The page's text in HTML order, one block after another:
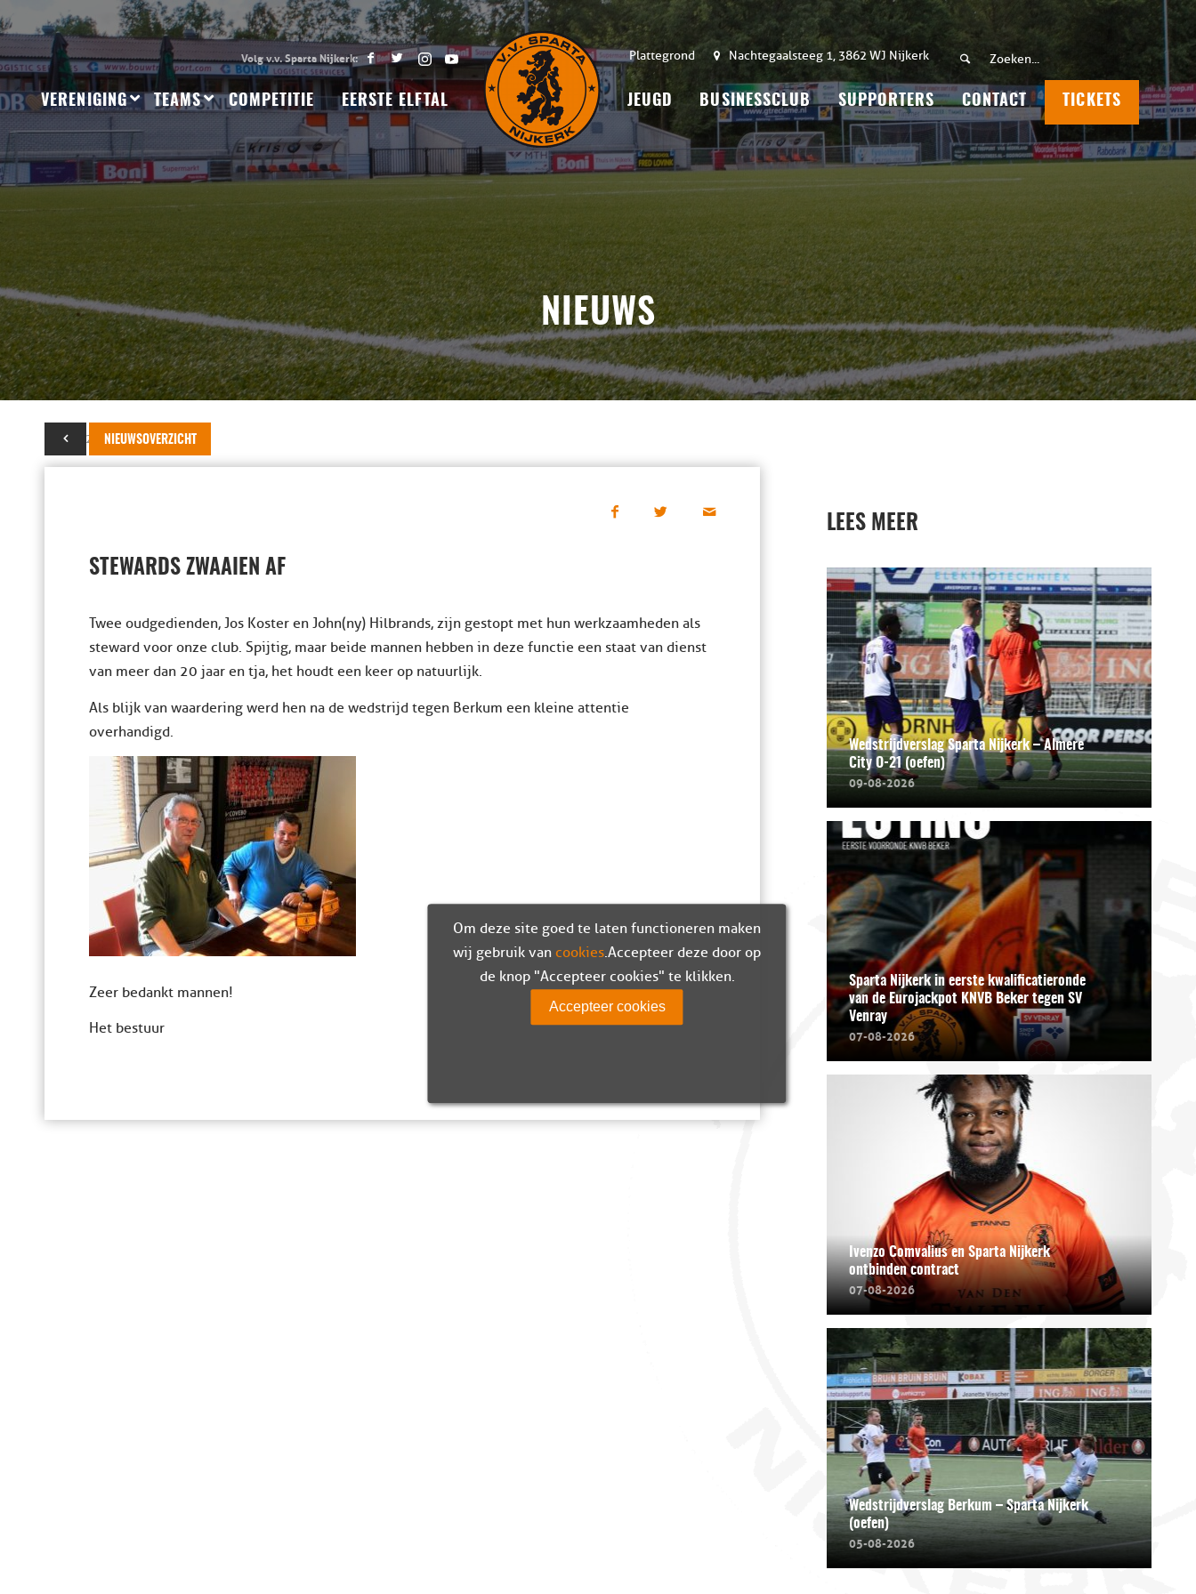
Plattegrond Nachtegaalsteeg 1, 3862 WJ Nijkerk
VERENIGING TEAMS COMPETITIE EERSTE ELFTAL JEUGD BUSINESSCLUB SUPPORTERS CONTACT TICKETS
NIEUWS
NIEUWSOVERZICHT
19 mei 2019
STEWARDS ZWAAIEN AF
Twee oudgedienden, Jos Koster en John(ny) Hilbrands, zijn gestopt met hun werkzaamheden als
steward voor onze club. Spijtig, maar beide mannen hebben in deze functie een staat van dienst
van meer dan 20 jaar en tja, het houdt een keer op natuurlijk.
Als blijk van waardering werd hen na de wedstrijd tegen Berkum een kleine attentie
overhandigd.
Zeer bedankt mannen!
Het bestuur
LEES MEER
Wedstrijdverslag Sparta Nijkerk – Almere
City O-21 (oefen)
09-08-2026
Sparta Nijkerk in eerste kwalificatieronde
van de Eurojackpot KNVB Beker tegen SV
Venray
07-08-2026
Ivenzo Comvalius en Sparta Nijkerk
ontbinden contract
07-08-2026
Wedstrijdverslag Berkum – Sparta Nijkerk
(oefen)
05-08-2026
Om deze site goed te laten functioneren maken
wij gebruik van cookies. Accepteer deze door op
de knop "Accepteer cookies" te klikken.
Accepteer cookies